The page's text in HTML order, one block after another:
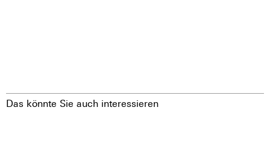
Das könnte Sie auch interessieren